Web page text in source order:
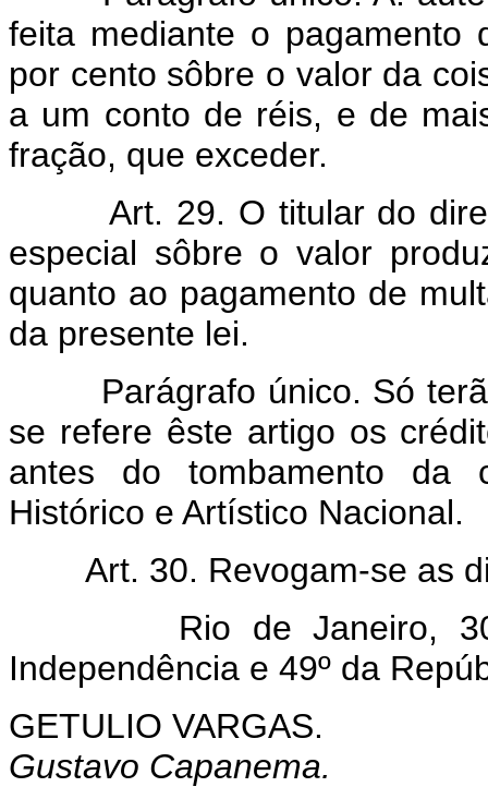
feita mediante o pagamento
por cento sôbre o valor da
a um conto de réis, e de
fração, que exceder.
Art. 29. O titular do
especial sôbre o valor
quanto ao pagamento de
da presente lei.
Parágrafo único. Só
se refere êste artigo os
antes do tombamento da
Histórico e Artístico Nacional.
Art. 30. Revogam-se as
Rio de Janeiro, 30 de
Independência e 49º da
GETULIO VARGAS.
Gustavo Capanema.